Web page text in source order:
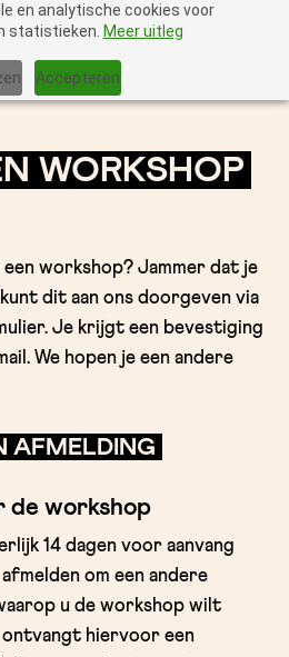
en analytische cookies voor
statistieken. Meer uitleg
Accepteren
WORKSHOP
workshop? Jammer dat je
dit aan ons doorgeven via
Je krijgt een bevestiging
We hopen je een andere
AFMELDING
de workshop
14 dagen voor aanvang
om een andere
u de workshop wilt
ontvangt hiervoor een